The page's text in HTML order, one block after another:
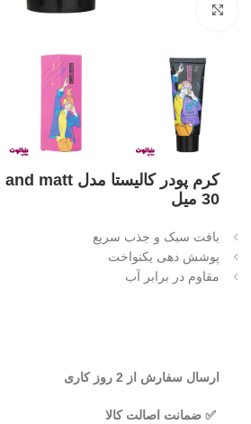
30 میل
بافت سبک و جذب سریع
پوشش دهی یکنواخت
مقاوم در برابر آب
ارسال سفارش از 2 روز کاری
✅ ضمانت اصالت کالا